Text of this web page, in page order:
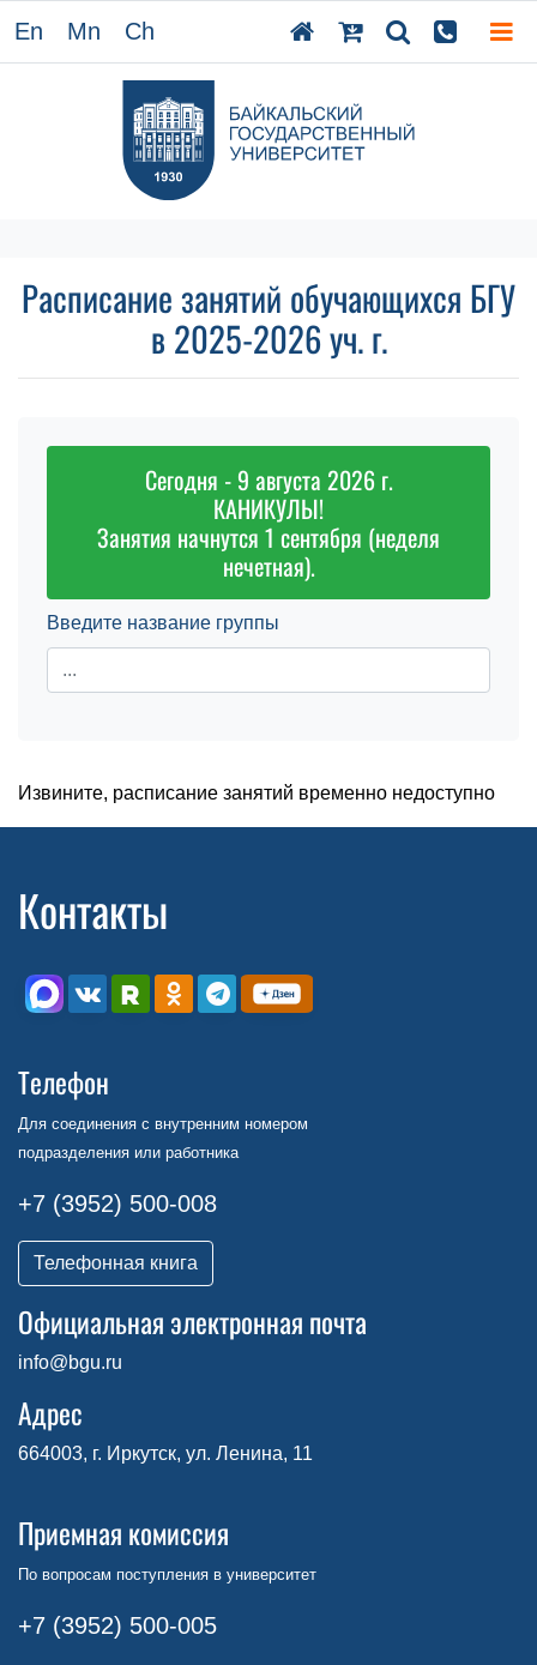
En Mn Ch
Расписание занятий обучающихся БГУ
в 2025-2026 уч. г.
Сегодня - 9 августа 2026 г.
КАНИКУЛЫ!
Занятия начнутся 1 сентября (неделя
нечетная).
Введите название группы
Извините, расписание занятий временно недоступно
Контакты
Телефон
Для соединения с внутренним номером
подразделения или работника
+7 (3952) 500-008
Телефонная книга
Официальная электронная почта
info@bgu.ru
Адрес
664003, г. Иркутск, ул. Ленина, 11
Приемная комиссия
По вопросам поступления в университет
+7 (3952) 500-005